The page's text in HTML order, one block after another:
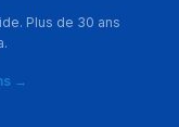
Plus de 30 ans
→